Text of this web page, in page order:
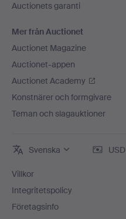
Auctionets garanti
Mer från Auctionet
Auctionet Magazine
Auctionet-appen
Auctionet Academy
Konstnärer och formgivare
Teman och slagauktioner
Svenska USD
Villkor
Integritetspolicy
Företagsinfo